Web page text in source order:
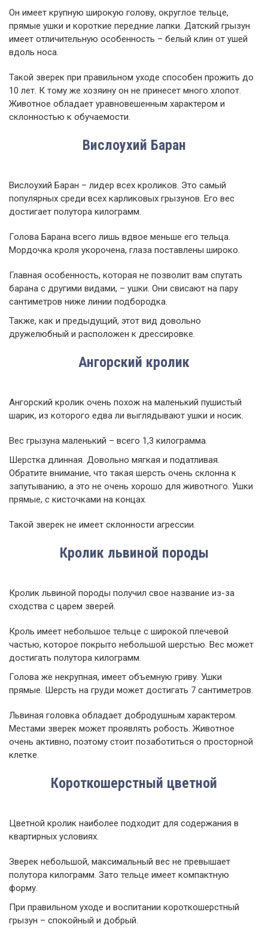
Он имеет крупную широкую голову, округлое тельце,
прямые ушки и короткие передние лапки. Датский грызун
имеет отличительную особенность – белый клин от ушей
вдоль носа.
Такой зверек при правильном уходе способен прожить до
10 лет. К тому же хозяину он не принесет много хлопот.
Животное обладает уравновешенным характером и
склонностью к обучаемости.
Вислоухий Баран
Вислоухий Баран – лидер всех кроликов. Это самый
популярных среди всех карликовых грызунов. Его вес
достигает полутора килограмм.
Голова Барана всего лишь вдвое меньше его тельца.
Мордочка кроля укорочена, глаза поставлены широко.
Главная особенность, которая не позволит вам спутать
барана с другими видами, – ушки. Они свисают на пару
сантиметров ниже линии подбородка.
Также, как и предыдущий, этот вид довольно
дружелюбный и расположен к дрессировке.
Ангорский кролик
Ангорский кролик очень похож на маленький пушистый
шарик, из которого едва ли выглядывают ушки и носик.
Вес грызуна маленький – всего 1,3 килограмма.
Шерстка длинная. Довольно мягкая и податливая.
Обратите внимание, что такая шерсть очень склонна к
запутыванию, а это не очень хорошо для животного. Ушки
прямые, с кисточками на концах.
Такой зверек не имеет склонности агрессии.
Кролик львиной породы
Кролик львиной породы получил свое название из-за
сходства с царем зверей.
Кроль имеет небольшое тельце с широкой плечевой
частью, которое покрыто небольшой шерстью. Вес может
достигать полутора килограмм.
Голова же некрупная, имеет объемную гриву. Ушки
прямые. Шерсть на груди может достигать 7 сантиметров.
Львиная головка обладает добродушным характером.
Местами зверек может проявлять робость. Животное
очень активно, поэтому стоит позаботиться о просторной
клетке.
Короткошерстный цветной
Цветной кролик наиболее подходит для содержания в
квартирных условиях.
Зверек небольшой, максимальный вес не превышает
полутора килограмм. Зато тельце имеет компактную
форму.
При правильном уходе и воспитании короткошерстный
грызун – спокойный и добрый.